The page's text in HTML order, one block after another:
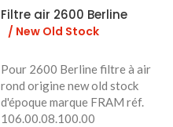
Filtre air 2600 Berline
/ New Old Stock
Pour 2600 Berline filtre à air
rond origine new old stock
d'époque marque FRAM réf.
106.00.08.100.00